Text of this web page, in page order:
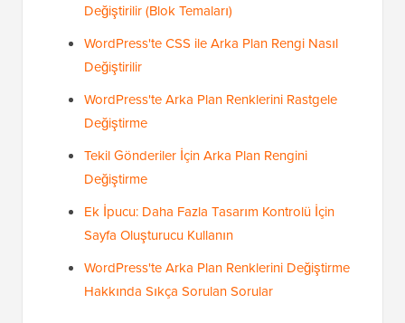
Değiştirilir (Blok Temaları)
WordPress'te CSS ile Arka Plan Rengi Nasıl
Değiştirilir
WordPress'te Arka Plan Renklerini Rastgele
Değiştirme
Tekil Gönderiler İçin Arka Plan Rengini
Değiştirme
Ek İpucu: Daha Fazla Tasarım Kontrolü İçin
Sayfa Oluşturucu Kullanın
WordPress'te Arka Plan Renklerini Değiştirme
Hakkında Sıkça Sorulan Sorular